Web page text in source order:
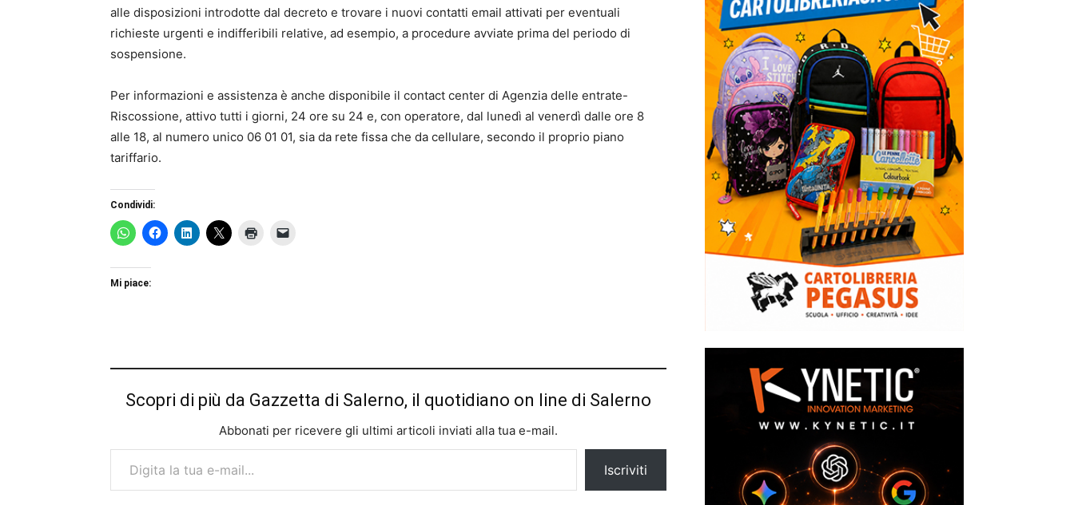
alle disposizioni introdotte dal decreto e trovare i nuovi contatti email attivati per eventuali
richieste urgenti e indifferibili relative, ad esempio, a procedure avviate prima del periodo di
sospensione.
Per informazioni e assistenza è anche disponibile il contact center di Agenzia delle entrate-
Riscossione, attivo tutti i giorni, 24 ore su 24 e, con operatore, dal lunedì al venerdì dalle ore 8
alle 18, al numero unico 06 01 01, sia da rete fissa che da cellulare, secondo il proprio piano
tariffario.
Condividi:
Mi piace:
Scopri di più da Gazzetta di Salerno, il quotidiano on line di Salerno
Abbonati per ricevere gli ultimi articoli inviati alla tua e-mail.
Digita la tua e-mail...
Iscriviti